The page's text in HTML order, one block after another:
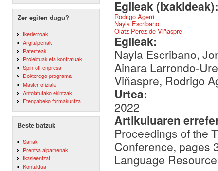
Zer egiten dugu?
Ikerlerroak
Argitalpenak
Patenteak
Proiektuak eta kontratuak
Spin-off enpresa
Doktorego programa
Master ofiziala
Antolatutako ekintzak
Etengabeko formakuntza
Beste batzuk
Sariak
Prentsa aipamenak
Ikasleentzat
Kontaktua
Egileak
Rodrigo Agerri
Nayla Escribano
Olatz Perez de Viñaspre
Egileak:
Nayla Escribano,
Ainara Larrondo-
Viñaspre, Rodrigo
Urtea:
2022
Artikuluaren
Proceedings of the
Conference, pages
Language